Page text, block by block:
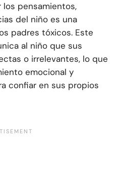
los pensamientos,
del niño es una
padres tóxicos. Este
al niño que sus
o irrelevantes, lo que
emocional y
confiar en sus propios